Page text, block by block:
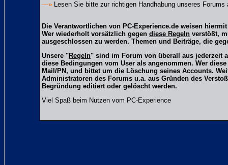
—» Lesen Sie bitte zur richtigen Handhabung unseres Forums
Die Verantwortlichen von PC-Experience.de weisen
Wer wiederholt vorsätzlich gegen diese Regeln verstößt,
ausgeschlossen zu werden. Themen und Beiträge, die
Unsere "Regeln" sind im Forum von überall aus jederzeit
diese Bedingungen vom User als angenommen. Wer
Mail/PN, und bittet um die Löschung seines Accounts.
Administratoren des Forums u.a. aus Gründen des
Begründung editiert oder gelöscht werden.
Viel Spaß beim Nutzen vom PC-Experience